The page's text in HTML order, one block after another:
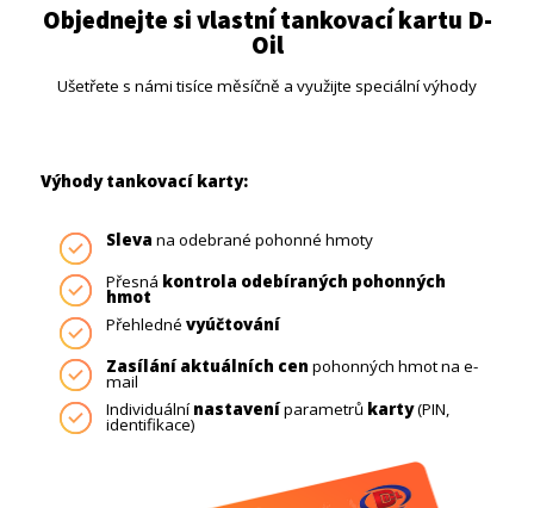
Objednejte si vlastní tankovací kartu D-
Oil
Ušetřete s námi tisíce měsíčně a využijte speciální výhody
Výhody tankovací karty:
Sleva na odebrané pohonné hmoty
Přesná kontrola odebíraných pohonných
hmot
Přehlednévyúčtování
Zasílání aktuálních cen pohonných hmot na e-
mail
Individuálnínastaveníparametrů karty(PIN,
identifikace)